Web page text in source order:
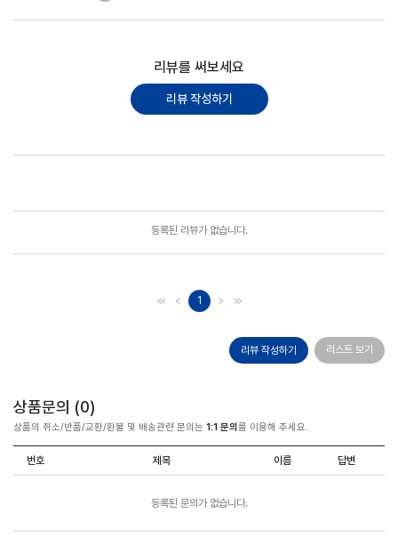
리뷰를 써보세요
리뷰 작성하기
등록된 리뷰가 없습니다.
1
리뷰 작성하기 리스트 보기
상품문의 (0)
상품의 취소/반품/교환/환불 및 배송관련 문의는 1:1 문의를 이용해 주세요.
번호 제목 이름 답변
등록된 문의가 없습니다.